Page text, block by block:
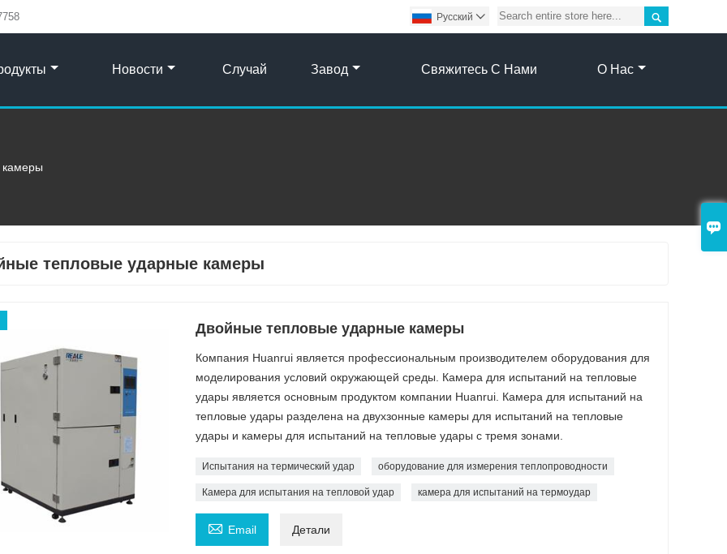


Pусский 
Новости Случай Завод Свяжитесь С Нами О Нас
камеры
тепловые ударные камеры
Двойные тепловые ударные камеры
Компания Huanrui является профессиональным производителем оборудования для
моделирования условий окружающей среды. Камера для испытаний на тепловые
удары является основным продуктом компании Huanrui. Камера для испытаний на
тепловые удары разделена на двухзонные камеры для испытаний на тепловые
удары и камеры для испытаний на тепловые удары с тремя зонами.
Испытания на термический удар оборудование для измерения теплопроводности
Камера для испытания на тепловой удар камера для испытаний на термоудар
 Email Детали